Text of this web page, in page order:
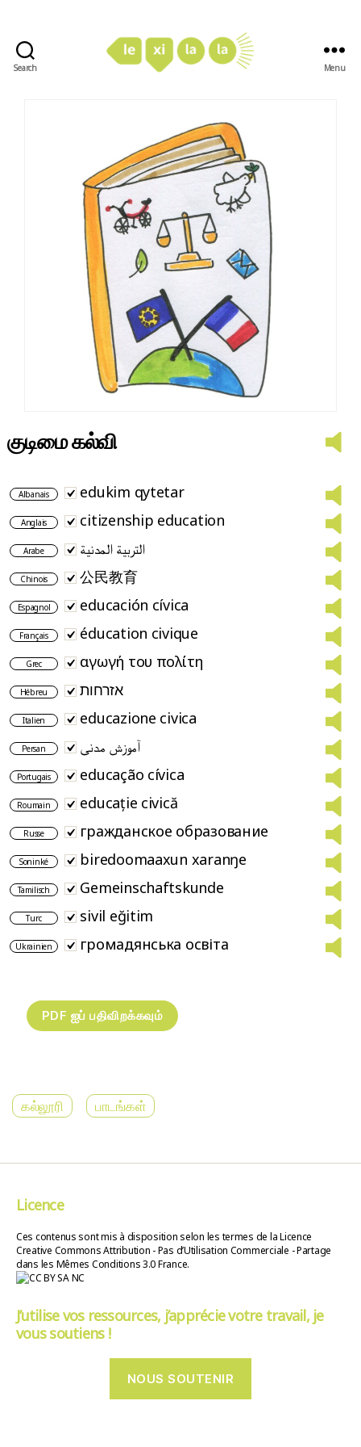
Search Menu
குடிமை கல்வி
Albanais edukim qytetar
Anglais citizenship education
Arabe التربية المدنية
Chinois 公民教育
Espagnol educación cívica
Français éducation civique
Grec αγωγή του πολίτη
Hébreu אזרחות
Italien educazione civica
Persan آموزش مدنی
Portugais educação cívica
Roumain educație civică
Russe гражданское образование
Soninké biredoomaaxun xaranŋe
Tamilisch Gemeinschaftskunde
Turc sivil eğitim
Ukrainien громадянська освіта
கல்லூரி பாடங்கள்
Licence
Ces contenus sont mis à disposition selon les termes de la Licence
Creative Commons Attribution - Pas d’Utilisation Commerciale - Partage
dans les Mêmes Conditions 3.0 France.
J’utilise vos ressources, j’apprécie votre travail, je
vous soutiens !
NOUS SOUTENIR